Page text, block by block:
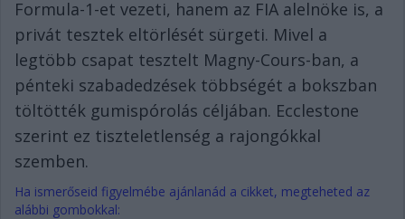
Formula-1-et vezeti, hanem az FIA alelnöke is, a
privát tesztek eltörlését sürgeti. Mivel a
legtöbb csapat tesztelt Magny-Cours-ban, a
pénteki szabadedzések többségét a bokszban
töltötték gumispórolás céljában. Ecclestone
szerint ez tiszteletlenség a rajongókkal
szemben.
Ha ismerőseid figyelmébe ajánlanád a cikket, megteheted az
alábbi gombokkal: